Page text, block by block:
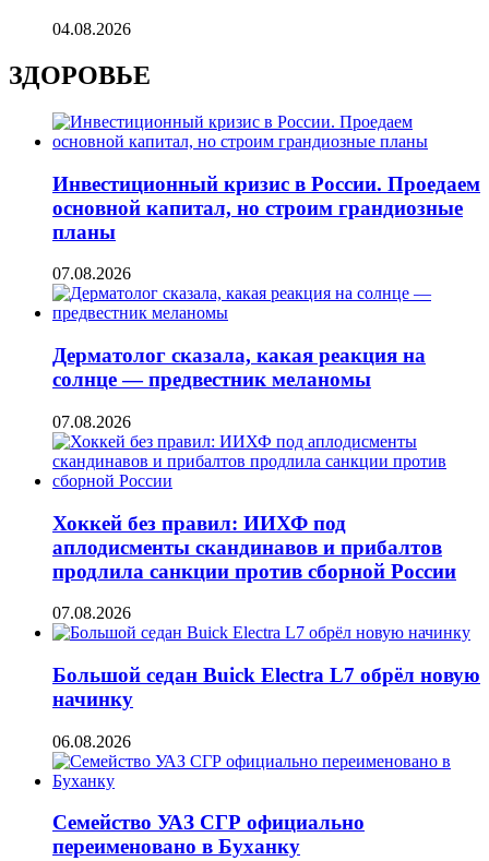
04.08.2026
ЗДОРОВЬЕ
Инвестиционный кризис в России. Проедаем
основной капитал, но строим грандиозные
планы
07.08.2026
Дерматолог сказала, какая реакция на
солнце — предвестник меланомы
07.08.2026
Хоккей без правил: ИИХФ под
аплодисменты скандинавов и прибалтов
продлила санкции против сборной России
07.08.2026
Большой седан Buick Electra L7 обрёл новую
начинку
06.08.2026
Семейство УАЗ СГР официально
переименовано в Буханку